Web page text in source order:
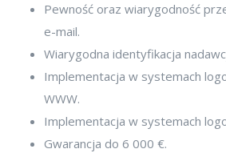
Pewność oraz wiarygodność
e-mail.
Wiarygodna identyfikacja
Implementacja w systemach
WWW.
Implementacja w systemach
Gwarancja do 6 000 €.